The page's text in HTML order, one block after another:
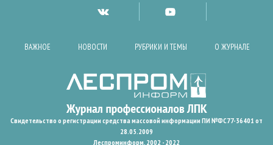
ВАЖНОЕ НОВОСТИ РУБРИКИ И ТЕМЫ О ЖУРНАЛЕ
Свидетельство о регистрации средства массовой информации ПИ №ФС77-36401 от
28.05.2009
Леспроминформ. 2002 - 2022